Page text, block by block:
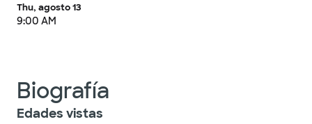
Thu, agosto 13
9:00 AM
Biografía
Edades vistas